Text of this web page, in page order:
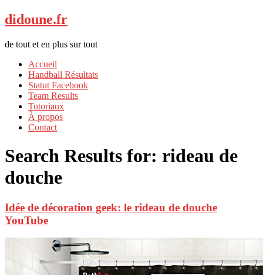
didoune.fr
de tout et en plus sur tout
Accueil
Handball Résultats
Statut Facebook
Team Results
Tutoriaux
À propos
Contact
Search Results for: rideau de
douche
Idée de décoration geek: le rideau de douche
YouTube